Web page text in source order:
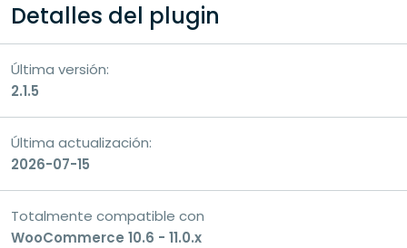
Detalles del plugin
Última versión:
2.1.5
Última actualización:
2026-07-15
Totalmente compatible con
WooCommerce 10.6 - 11.0.x